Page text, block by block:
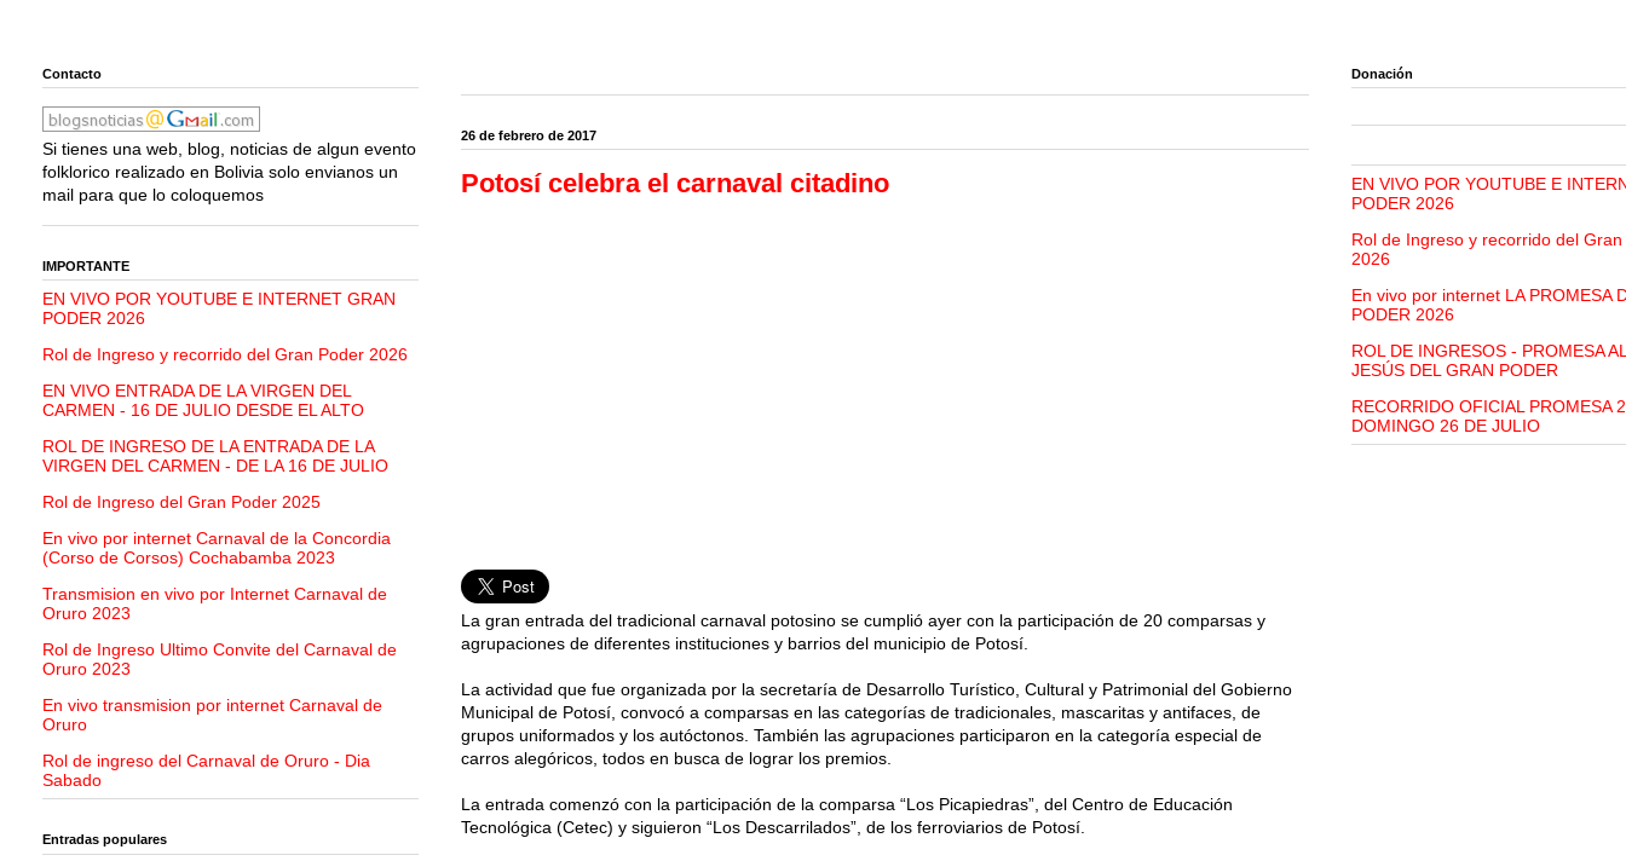
26 de febrero de 2017
Potosí celebra el carnaval citadino
La gran entrada del tradicional carnaval potosino se cumplió ayer con la participación de 20 comparsas y
agrupaciones de diferentes instituciones y barrios del municipio de Potosí.
La actividad que fue organizada por la secretaría de Desarrollo Turístico, Cultural y Patrimonial del Gobierno
Municipal de Potosí, convocó a comparsas en las categorías de tradicionales, mascaritas y antifaces, de
grupos uniformados y los autóctonos. También las agrupaciones participaron en la categoría especial de
carros alegóricos, todos en busca de lograr los premios.
La entrada comenzó con la participación de la comparsa “Los Picapiedras”, del Centro de Educación
Tecnológica (Cetec) y siguieron “Los Descarrilados”, de los ferroviarios de Potosí.
Contacto
Si tienes una web, blog, noticias de algun evento
folklorico realizado en Bolivia solo envianos un
mail para que lo coloquemos
IMPORTANTE
EN VIVO POR YOUTUBE E INTERNET GRAN
PODER 2026
Rol de Ingreso y recorrido del Gran Poder 2026
EN VIVO ENTRADA DE LA VIRGEN DEL
CARMEN - 16 DE JULIO DESDE EL ALTO
ROL DE INGRESO DE LA ENTRADA DE LA
VIRGEN DEL CARMEN - DE LA 16 DE JULIO
Rol de Ingreso del Gran Poder 2025
En vivo por internet Carnaval de la Concordia
(Corso de Corsos) Cochabamba 2023
Transmision en vivo por Internet Carnaval de
Oruro 2023
Rol de Ingreso Ultimo Convite del Carnaval de
Oruro 2023
En vivo transmision por internet Carnaval de
Oruro
Rol de ingreso del Carnaval de Oruro - Dia
Sabado
Entradas populares
Donación
EN VIVO POR YOUTUBE E
PODER 2026
Rol de Ingreso y recorrido del
2026
En vivo por internet LA PROMESA
PODER 2026
ROL DE INGRESOS - PROMESA
JESÚS DEL GRAN PODER
RECORRIDO OFICIAL PROMESA
DOMINGO 26 DE JULIO